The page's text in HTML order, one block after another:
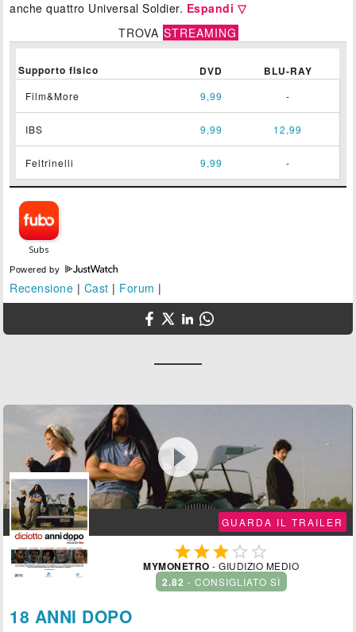
anche quattro Universal Soldier. Espandi ▽
TROVA STREAMING
Supporto fisico DVD BLU-RAY
Film&More 9,99 -
IBS 9,99 12,99
Feltrinelli 9,99 -
Powered by
Recensione | Cast | Forum |

GUARDA IL TRAILER
  
MYMONETRO - GIUDIZIO MEDIO
2.82 - CONSIGLIATO SÌ
18 ANNI DOPO